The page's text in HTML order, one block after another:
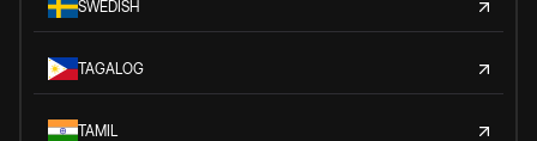
SWEDISH
TAGALOG
TAMIL